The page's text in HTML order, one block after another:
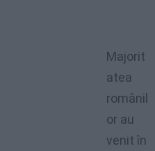
Majorit
atea
românil
or au
venit în